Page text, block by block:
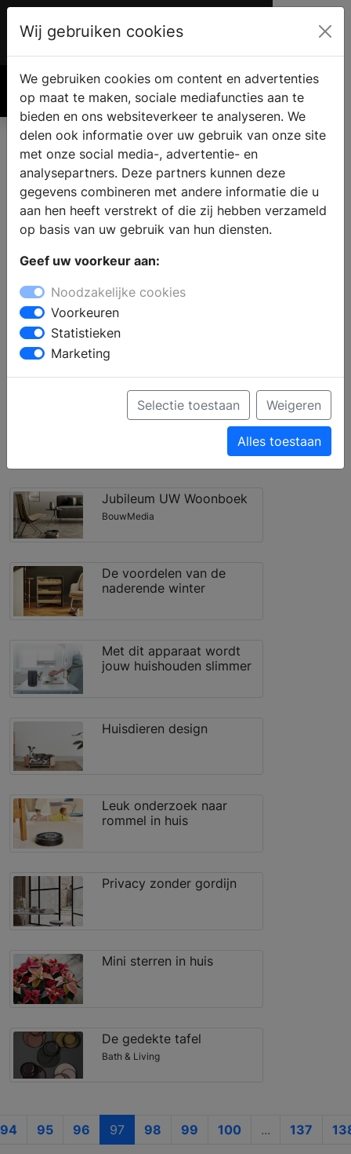
Account
Zoek
Nieuwsberichten
Filter op Merk
Filter op onderwerp
Filter toepassen
Living the green life
Jubileum UW Woonboek
BouwMedia
De voordelen van de
naderende winter
Met dit apparaat wordt
jouw huishouden slimmer
Huisdieren design
Leuk onderzoek naar
rommel in huis
Privacy zonder gordijn
Mini sterren in huis
De gedekte tafel
Bath & Living
94 95 96 97 98 99 100 ... 137
Wij gebruiken cookies
We gebruiken cookies om content en advertenties
op maat te maken, sociale mediafuncties aan te
bieden en ons websiteverkeer te analyseren. We
delen ook informatie over uw gebruik van onze site
met onze social media-, advertentie- en
analysepartners. Deze partners kunnen deze
gegevens combineren met andere informatie die u
aan hen heeft verstrekt of die zij hebben verzameld
op basis van uw gebruik van hun diensten.
Geef uw voorkeur aan:
Noodzakelijke cookies
Voorkeuren
Statistieken
Marketing
Selectie toestaan Weigeren
Alles toestaan